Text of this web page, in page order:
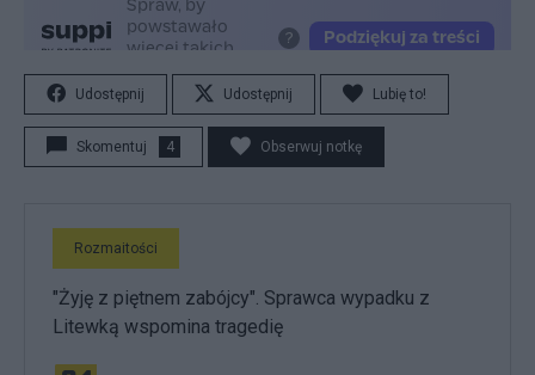
Udostępnij Udostępnij Lubię to!
Skomentuj 4 Obserwuj notkę
Rozmaitości
"Żyję z piętnem zabójcy". Sprawca wypadku z
Litewką wspomina tragedię